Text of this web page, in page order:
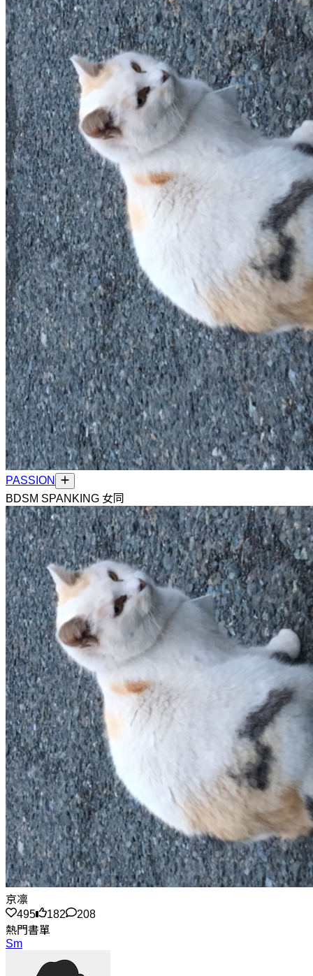
PASSION
BDSM SPANKING 女同
京凛
495
182
208
熱門書單
Sm